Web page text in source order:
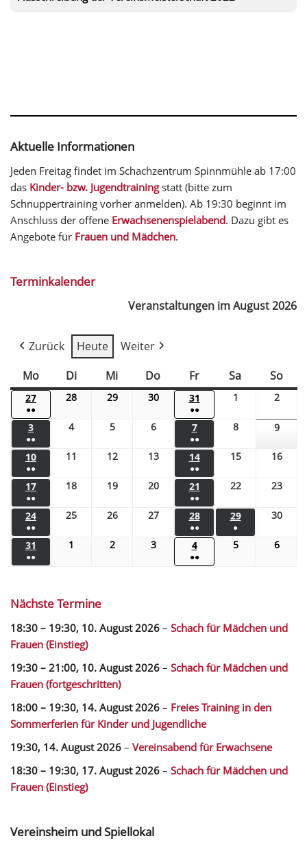
Aktuelle Informationen
Jeden Freitag findet im Schachzentrum Spinnmühle ab 17:00
das Kinder- bzw. Jugendtrainingstatt (bitte zum
Schnuppertraining vorher anmelden). Ab 19:30 beginnt im
Anschluss der offene Erwachsenenspielabend. Dazu gibt es
Angebote für Frauen und Mädchen.
Terminkalender
Veranstaltungen im August 2026
Zurück Heute
Weiter
Mo
Di Mi Do Fr Sa So
27
●●
28 29 30 31
●●
1 2
3
●●
4 5 6 7
●●
8 9
10
●●
11 12 13 14
●●
15 16
17
●●
18 19 20 21
●●
22 23
24
●●
25 26 27 28
●●
29
●
30
31
●●
1 2 3 4
●●
5 6
Nächste Termine
18:30 – 19:30, 10. August 2026 – Schach für Mädchen und
Frauen (Einstieg)
19:30 – 21:00, 10. August 2026 – Schach für Mädchen und
Frauen (fortgeschritten)
18:00 – 19:30, 14. August 2026 – Freies Training in den
Sommerferien für Kinder und Jugendliche
19:30, 14. August 2026 – Vereinsabend für Erwachsene
18:30 – 19:30, 17. August 2026 – Schach für Mädchen und
Frauen (Einstieg)
Vereinsheim und Spiellokal